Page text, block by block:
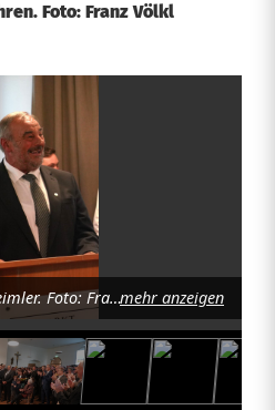
Foto: Franz Völkl
Altbürgermeister Josef Beimler. Foto: Franz Völklmehr anzeigen